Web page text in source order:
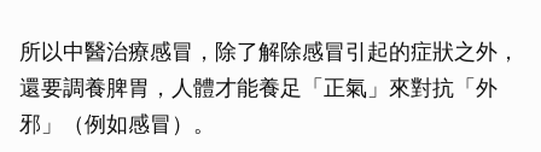
所以中醫治療感冒，除了解除感冒引起的症狀之外，
還要調養脾胃，人體才能養足「正氣」來對抗「外
邪」（例如感冒）。